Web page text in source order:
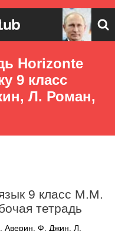
Horizonte
9 класс
Л. Роман,
9 класс М.М.
тетрадь
Ф. Джин, Л.